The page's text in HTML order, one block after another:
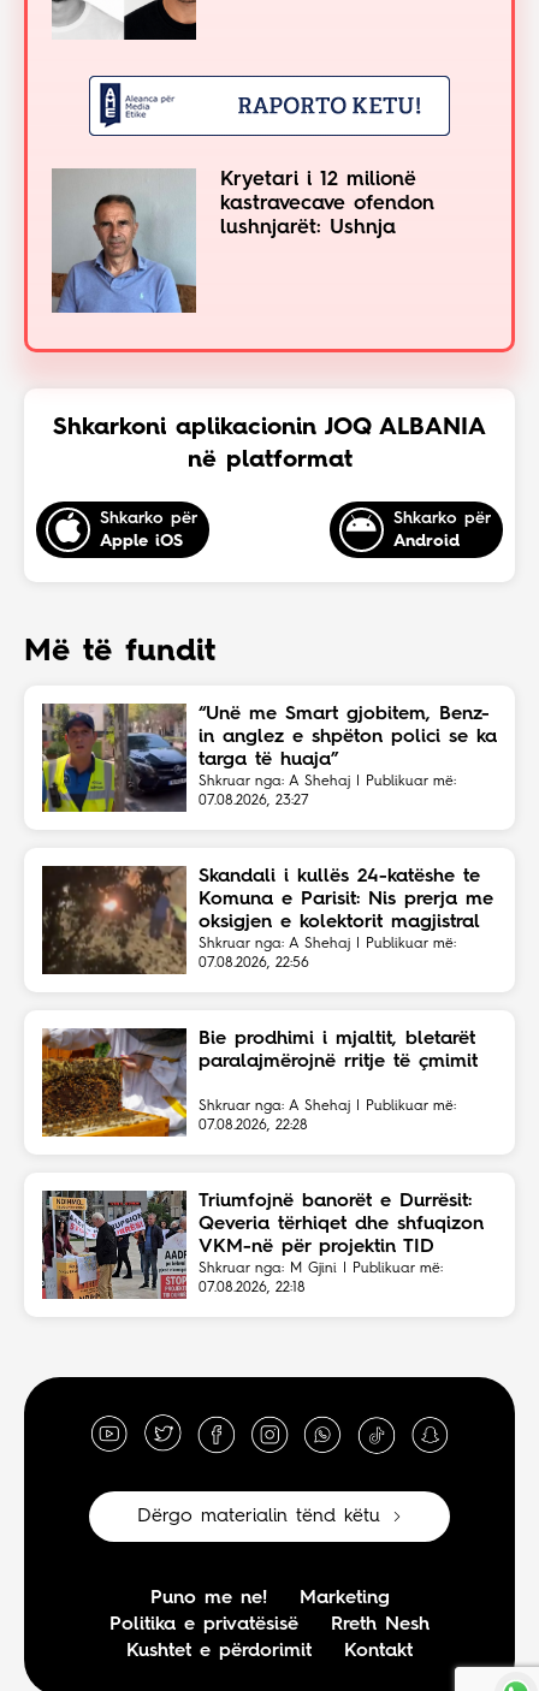
Kryetari i 12 milionë
kastravecave ofendon
lushnjarët: Ushnja
Shkarkoni aplikacionin JOQ ALBANIA
në platformat
Shkarko për
Apple iOS
Shkarko për
Android
Më të fundit
“Unë me Smart gjobitem, Benz-
in anglez e shpëton polici se ka
targa të huaja”
Shkruar nga: A Shehaj | Publikuar më:
07.08.2026, 23:27
Skandali i kullës 24-katëshe te
Komuna e Parisit: Nis prerja me
oksigjen e kolektorit magjistral
në fshehtësi
Shkruar nga: A Shehaj | Publikuar më:
07.08.2026, 22:56
Bie prodhimi i mjaltit, bletarët
paralajmërojnë rritje të çmimit
Shkruar nga: A Shehaj | Publikuar më:
07.08.2026, 22:28
Triumfojnë banorët e Durrësit:
Qeveria tërhiqet dhe shfuqizon
VKM-në për projektin TID
Shkruar nga: M Gjini | Publikuar më:
07.08.2026, 22:18
Dërgo materialin tënd këtu
Puno me ne!
Marketing
Politika e privatësisë
Rreth Nesh
Kushtet e përdorimit
Kontakt